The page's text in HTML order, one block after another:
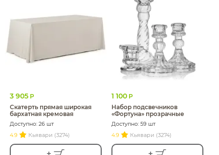
3 905 Р
Скатерть прямая широкая
бархатная кремовая
Доступно: 26 шт
4.9
Кьявари (3274)
1 100 Р
Набор подсвечников
«Фортуна» прозрачные
Доступно: 59 шт
4.9
Кьявари (3274)